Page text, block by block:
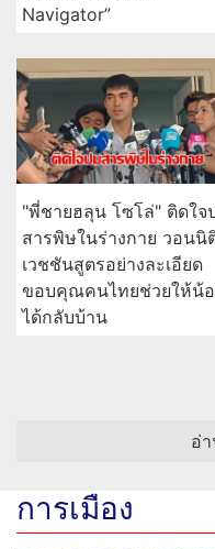
Navigator”
"พี่ชายฮลุน โซโล่" ติดใจ
สารพิษในร่างกาย วอนนิ
เวชชันสูตรอย่างละเอียด
ขอบคุณคนไทยช่วยให้น้
ได้กลับบ้าน
อ่
การเมือง